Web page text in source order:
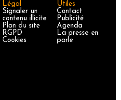
Légal
Signaler un
contenu illicite
Plan du site
RGPD
Cookies
Utiles
Contact
Publicité
Agenda
La presse en
parle